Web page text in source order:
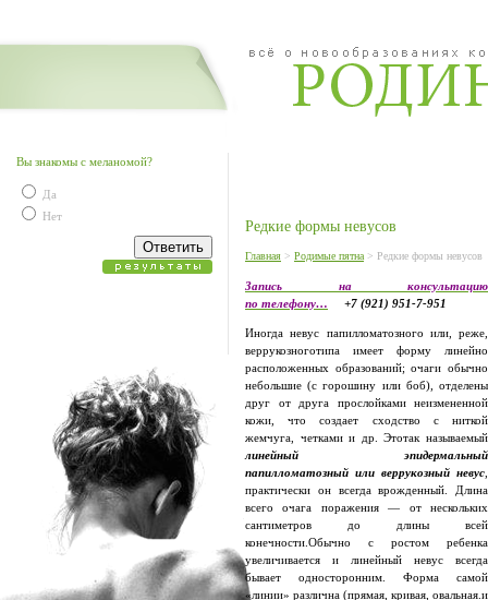
Вы знакомы с меланомой?
Да
Нет
Редкие формы невусов
Главная > Родимые пятна > Редкие формы невусов
Запись на консультацию
по телефону…
+7 (921) 951-7-951
Иногда невус папилломатозного или, реже,
веррукозноготипа имеет форму линейно
расположенных образований; очаги обычно
небольшие (с горошину или боб), отделе­ны
друг от друга прослойками неизмененной
кожи, что создает сходство с ниткой
жемчуга, четками и др. Этотак называемый
линейный эпидермальный
папилломатозный или веррукозный невус
практически он всегда врожденный. Длина
всего очага поражения — от нескольких
сантиметров до длины всей
конечности.Обычно с ростом ребенка
увеличивается и линейный невус всегда
бывает односторонним. Форма самой
«линии» различна (прямая, кривая, овальная.и